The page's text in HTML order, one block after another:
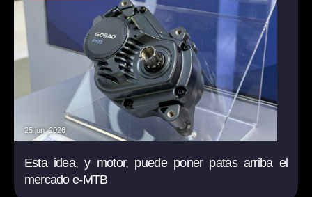
25 jun. 2026
Esta idea, y motor, puede poner patas arriba el
mercado e-MTB